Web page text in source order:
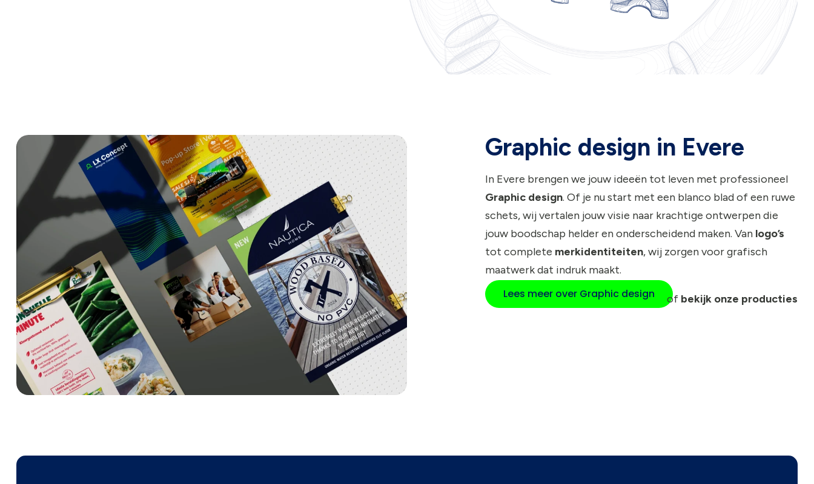
Graphic design in Evere
In Evere brengen we jouw ideeën tot leven met professioneel
Graphic design. Of je nu start met een blanco blad of een ruwe
schets, wij vertalen jouw visie naar krachtige ontwerpen die
jouw boodschap helder en onderscheidend maken. Van logo’s
tot complete merkidentiteiten, wij zorgen voor grafisch
maatwerk dat indruk maakt.
Lees meer over Graphic design of bekijk onze producties